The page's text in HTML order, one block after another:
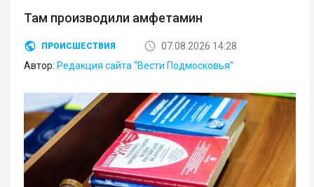
Там производили амфетамин
ПРОИСШЕСТВИЯ
07.08.2026 14:28
Автор: Редакция сайта "Вести Подмосковья"